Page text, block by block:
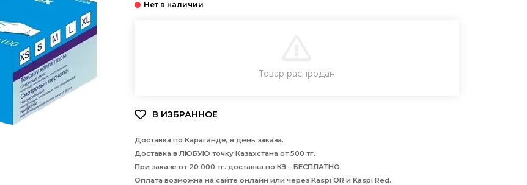
Товар распродан
Доставка по Караганде, в день заказа.
Доставка в ЛЮБУЮ точку Казахстана от 500 тг.
При заказе от 20 000 тг. доставка по КЗ – БЕСПЛАТНО.
Оплата возможна на сайте онлайн или через Kaspi QR и Kaspi Red.